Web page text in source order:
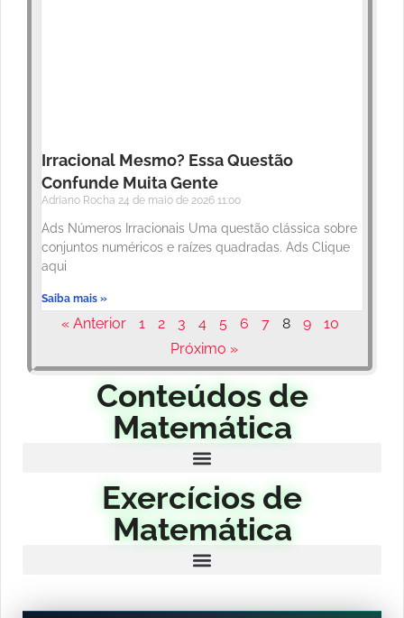
Irracional Mesmo? Essa Questão
Confunde Muita Gente
Adriano Rocha 24 de maio de 2026 11:00
Ads Números Irracionais Uma questão clássica sobre
conjuntos numéricos e raízes quadradas. Ads Clique
aqui
Saiba mais »
« Anterior 1 2 3 4 5 6 7 8 9
10
Próximo »
Conteúdos de
Matemática
Exercícios de
Matemática